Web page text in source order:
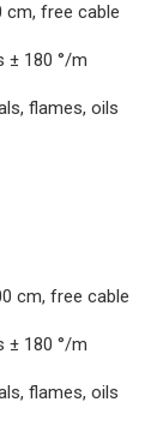
cm, free cable
± 180 °/m
flames, oils
cm, free cable
± 180 °/m
flames, oils